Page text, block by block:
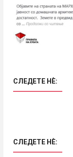
СЛЕДЕТЕ НÈ:
СЛЕДЕТЕ НÈ: